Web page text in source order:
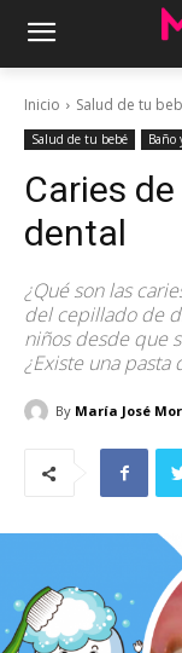
Inicio Salud de tu
Salud de tu bebé Baño
Caries
dental
¿Qué son las
del cepillado de
niños desde que
¿Existe una
By María José